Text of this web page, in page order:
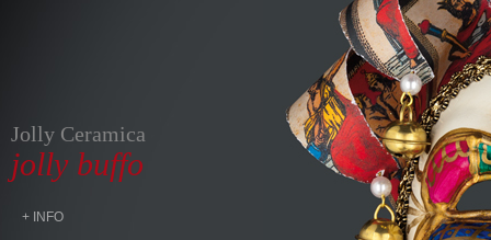
Jolly Ceramica
jolly buffo
+ INFO